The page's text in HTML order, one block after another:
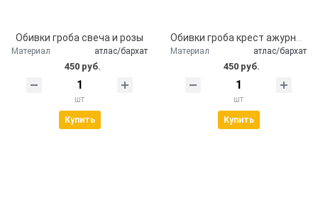
Обивки гроба свеча и розы
Материал атлас/бархат
450 руб.
шт
Купить
Материал атлас/бархат
450 руб.
шт
Купить